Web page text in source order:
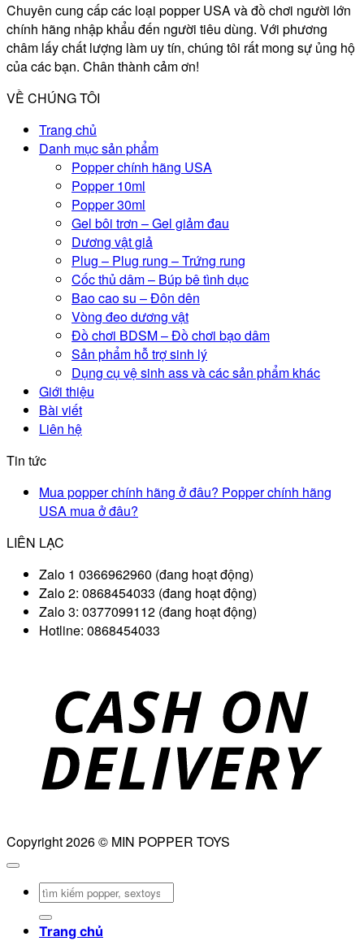
Chuyên cung cấp các loại popper USA và đồ chơi người lớn
chính hãng nhập khẩu đến người tiêu dùng. Với phương
châm lấy chất lượng làm uy tín, chúng tôi rất mong sự ủng hộ
của các bạn. Chân thành cảm ơn!
VỀ CHÚNG TÔI
Trang chủ
Danh mục sản phẩm
Popper chính hãng USA
Popper 10ml
Popper 30ml
Gel bôi trơn – Gel giảm đau
Dương vật giả
Plug – Plug rung – Trứng rung
Cốc thủ dâm – Búp bê tình dục
Bao cao su – Đôn dên
Vòng đeo dương vật
Đồ chơi BDSM – Đồ chơi bạo dâm
Sản phẩm hỗ trợ sinh lý
Dụng cụ vệ sinh ass và các sản phẩm khác
Giới thiệu
Bài viết
Liên hệ
Tin tức
Mua popper chính hãng ở đâu? Popper chính hãng
USA mua ở đâu?
LIÊN LẠC
Zalo 1 0366962960 (đang hoạt động)
Zalo 2: 0868454033 (đang hoạt động)
Zalo 3: 0377099112 (đang hoạt động)
Hotline: 0868454033
Copyright 2026 © MIN POPPER TOYS
Tìm
Trang chủ